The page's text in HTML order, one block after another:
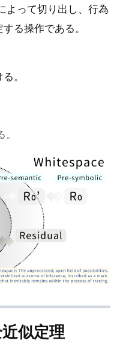
よって切り出し、行為
る操作である。
。
似定理